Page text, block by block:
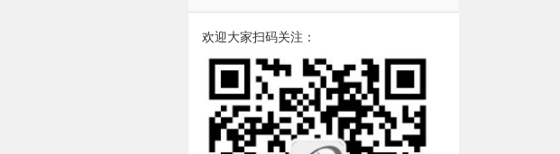
欢迎大家扫码关注：